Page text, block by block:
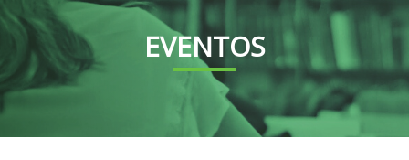
EVENTOS